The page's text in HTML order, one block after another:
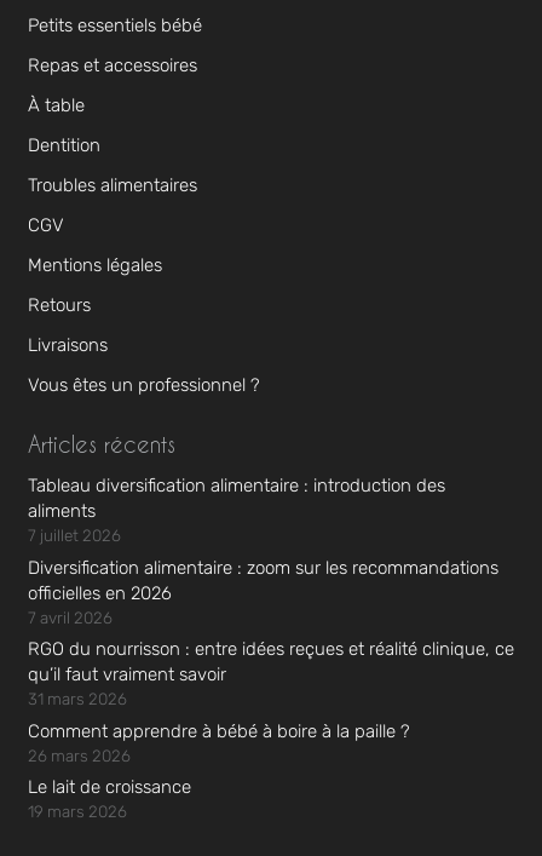
Petits essentiels bébé
Repas et accessoires
À table
Dentition
Troubles alimentaires
CGV
Mentions légales
Retours
Livraisons
Vous êtes un professionnel ?
Articles récents
Tableau diversification alimentaire : introduction des
aliments
7 juillet 2026
Diversification alimentaire : zoom sur les recommandations
officielles en 2026
7 avril 2026
RGO du nourrisson : entre idées reçues et réalité clinique, ce
qu’il faut vraiment savoir
31 mars 2026
Comment apprendre à bébé à boire à la paille ?
26 mars 2026
Le lait de croissance
19 mars 2026